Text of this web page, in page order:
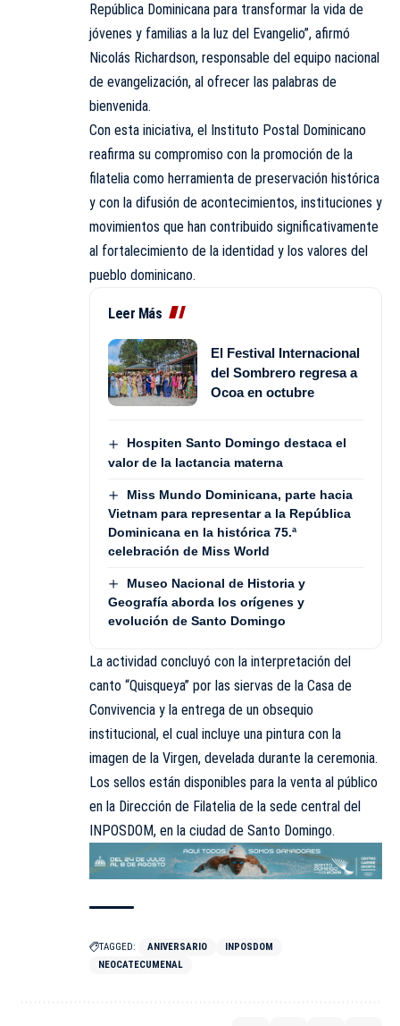
República Dominicana para transformar la vida de
jóvenes y familias a la luz del Evangelio”, afirmó
Nicolás Richardson, responsable del equipo nacional
de evangelización, al ofrecer las palabras de
bienvenida.
Con esta iniciativa, el Instituto Postal Dominicano
reafirma su compromiso con la promoción de la
filatelia como herramienta de preservación histórica
y con la difusión de acontecimientos, instituciones y
movimientos que han contribuido significativamente
al fortalecimiento de la identidad y los valores del
pueblo dominicano.
Leer Más
El Festival Internacional
del Sombrero regresa a
Ocoa en octubre
Hospiten Santo Domingo destaca el
valor de la lactancia materna
Miss Mundo Dominicana, parte hacia
Vietnam para representar a la República
Dominicana en la histórica 75.ª
celebración de Miss World
Museo Nacional de Historia y
Geografía aborda los orígenes y
evolución de Santo Domingo
La actividad concluyó con la interpretación del
canto “Quisqueya” por las siervas de la Casa de
Convivencia y la entrega de un obsequio
institucional, el cual incluye una pintura con la
imagen de la Virgen, develada durante la ceremonia.
Los sellos están disponibles para la venta al público
en la Dirección de Filatelia de la sede central del
INPOSDOM, en la ciudad de Santo Domingo.
TAGGED: ANIVERSARIO
INPOSDOM
NEOCATECUMENAL